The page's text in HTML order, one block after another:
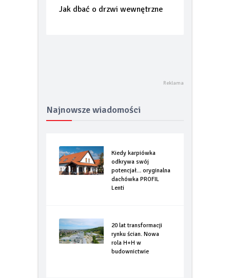
24-07-2017
Najnowsze wiadomości
Kiedy karpiówka
odkrywa swój
potencjał… oryginalna
dachówka PROFIL
20 lat transformacji
rynku ścian. Nowa
rola H+H w